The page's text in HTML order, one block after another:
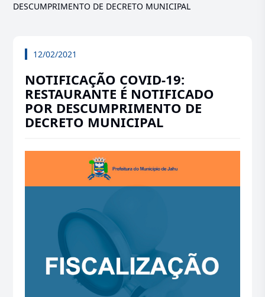
DESCUMPRIMENTO DE DECRETO MUNICIPAL
12/02/2021
NOTIFICAÇÃO COVID-19:
RESTAURANTE É NOTIFICADO
POR DESCUMPRIMENTO DE
DECRETO MUNICIPAL